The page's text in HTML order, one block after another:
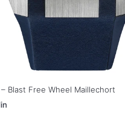
Blast Free Wheel Maillechort